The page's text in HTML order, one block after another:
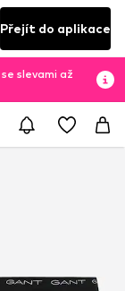
Přejít do aplikace
slevami až